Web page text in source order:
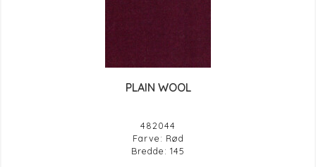
PLAIN WOOL
482044
Farve: Rød
Bredde: 145